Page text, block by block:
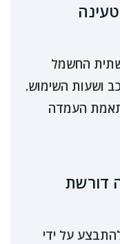
החשמל
ושעות השימוש.
העמדה
דורשת
על ידי